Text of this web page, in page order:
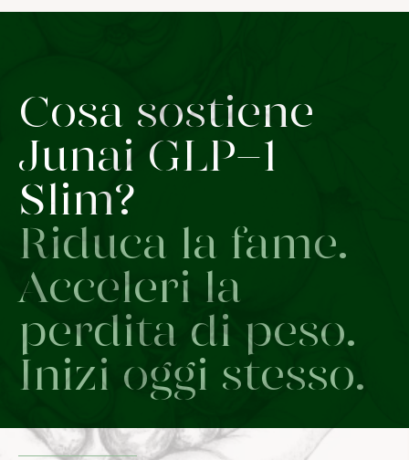
Cosa sostiene
Junai GLP-1
Slim?
Riduca la fame.
Acceleri la
perdita di peso.
Inizi oggi stesso.